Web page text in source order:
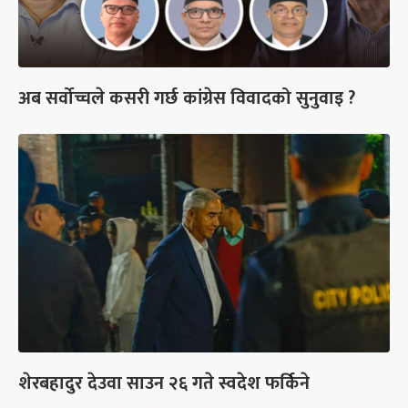
अब सर्वोच्चले कसरी गर्छ कांग्रेस विवादको सुनुवाइ ?
शेरबहादुर देउवा साउन २६ गते स्वदेश फर्किने